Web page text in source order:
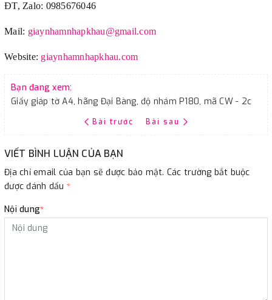
ĐT, Zalo: 0985676046
Mail: giaynhamnhapkhau@gmail.com
Website: giaynhamnhapkhau.com
Bạn đang xem:
Giấy giáp tờ A4, hãng Đại Bàng, độ nhám P180, mã CW - 2c
Bài trước Bài sau
VIẾT BÌNH LUẬN CỦA BẠN
Địa chỉ email của bạn sẽ được bảo mật. Các trường bắt buộc
được đánh dấu *
Nội dung*